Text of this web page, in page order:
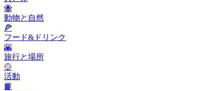
🐝
動物と自然
🍕
フード&ドリンク
🌇
旅行と場所
🥎
活動
📙